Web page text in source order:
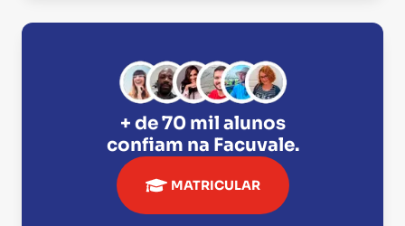
+ de 70 mil alunos
confiam na Facuvale.
MATRICULAR